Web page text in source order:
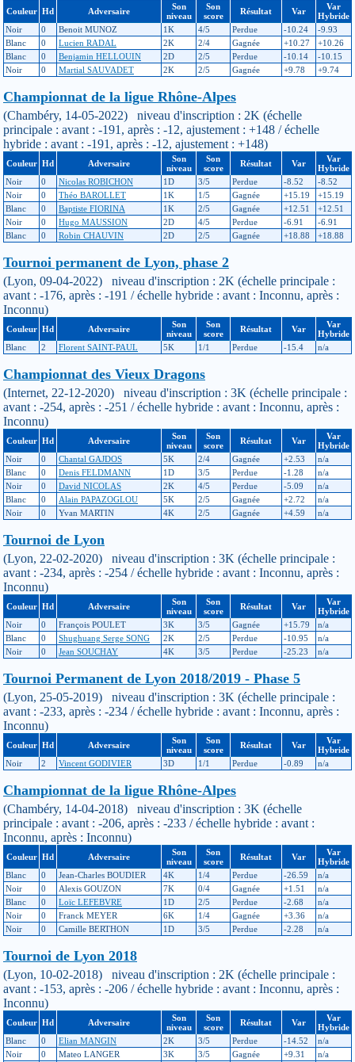
Couleur Hd Adversaire
Son
niveau
Son
score
Résultat Var
Var
Hybride
Noir
0 Benoit MUNOZ 1K 4/5 Perdue -10.24
-9.93
Blanc
0 Lucien RADAL 2K 2/4 Gagnée +10.27
+10.26
Blanc
0 Benjamin HELLOUIN 2D 2/5 Perdue -10.14
-10.15
Noir
0 Martial SAUVADET 2K 2/5 Gagnée +9.78 +9.74
Championnat de la ligue Rhône-Alpes
(Chambéry, 14-05-2022) niveau d'inscription : 2K (échelle
principale : avant : -191, après : -12, ajustement : +148 / échelle
hybride : avant : -191, après : -12, ajustement : +148)
Couleur Hd Adversaire
Son
niveau
Son
score
Résultat Var
Var
Hybride
Noir
0 Nicolas ROBICHON 1D 3/5 Perdue -8.52
-8.52
Noir
0 Théo BAROLLET 1K 1/5 Gagnée +15.19
+15.19
Blanc
0 Baptiste FIORINA 1K 2/5 Gagnée +12.51
+12.51
Noir
0 Hugo MAUSSION 2D 4/5 Perdue -6.91
-6.91
Blanc
0 Robin CHAUVIN 2D 2/5 Gagnée +18.88 +18.88
Tournoi permanent de Lyon, phase 2
(Lyon, 09-04-2022) niveau d'inscription : 2K (échelle principale :
avant : -176, après : -191 / échelle hybride : avant : Inconnu, après :
Inconnu)
Couleur Hd Adversaire
Son
niveau
Son
score
Résultat Var
Var
Hybride
Blanc
2 Florent SAINT-PAUL 5K 1/1 Perdue -15.4 n/a
Championnat des Vieux Dragons
(Internet, 22-12-2020) niveau d'inscription : 3K (échelle principale :
avant : -254, après : -251 / échelle hybride : avant : Inconnu, après :
Inconnu)
Couleur Hd Adversaire
Son
niveau
Son
score
Résultat Var
Var
Hybride
Noir
0 Chantal GAJDOS 5K 2/4 Gagnée +2.53
n/a
Blanc
0 Denis FELDMANN 1D 3/5 Perdue -1.28
n/a
Noir
0 David NICOLAS 2K 4/5 Perdue -5.09
n/a
Blanc
0 Alain PAPAZOGLOU 5K 2/5 Gagnée +2.72
n/a
Noir
0 Yvan MARTIN 4K 2/5 Gagnée +4.59 n/a
Tournoi de Lyon
(Lyon, 22-02-2020) niveau d'inscription : 3K (échelle principale :
avant : -234, après : -254 / échelle hybride : avant : Inconnu, après :
Inconnu)
Couleur Hd Adversaire
Son
niveau
Son
score
Résultat Var
Var
Hybride
Noir
0 François POULET 3K 3/5 Gagnée +15.79
n/a
Blanc
0 Shughuang Serge SONG 2K 2/5 Perdue -10.95
n/a
Noir
0 Jean SOUCHAY 4K 3/5 Perdue -25.23 n/a
Tournoi Permanent de Lyon 2018/2019 - Phase 5
(Lyon, 25-05-2019) niveau d'inscription : 3K (échelle principale :
avant : -233, après : -234 / échelle hybride : avant : Inconnu, après :
Inconnu)
Couleur Hd Adversaire
Son
niveau
Son
score
Résultat Var
Var
Hybride
Noir
2 Vincent GODIVIER 3D 1/1 Perdue -0.89 n/a
Championnat de la ligue Rhône-Alpes
(Chambéry, 14-04-2018) niveau d'inscription : 3K (échelle
principale : avant : -206, après : -233 / échelle hybride : avant :
Inconnu, après : Inconnu)
Couleur Hd Adversaire
Son
niveau
Son
score
Résultat Var
Var
Hybride
Blanc
0 Jean-Charles BOUDIER 4K 1/4 Perdue -26.59
n/a
Noir
0 Alexis GOUZON 7K 0/4 Gagnée +1.51
n/a
Blanc
0 Loïc LEFEBVRE 1D 2/5 Perdue -2.68
n/a
Noir
0 Franck MEYER 6K 1/4 Gagnée +3.36
n/a
Noir
0 Camille BERTHON 1D 3/5 Perdue -2.28 n/a
Tournoi de Lyon 2018
(Lyon, 10-02-2018) niveau d'inscription : 2K (échelle principale :
avant : -153, après : -206 / échelle hybride : avant : Inconnu, après :
Inconnu)
Couleur Hd Adversaire
Son
niveau
Son
score
Résultat Var
Var
Hybride
Blanc
0 Elian MANGIN 2K 3/5 Perdue -14.52
n/a
Noir
0 Mateo LANGER 3K 3/5 Gagnée +9.31
n/a